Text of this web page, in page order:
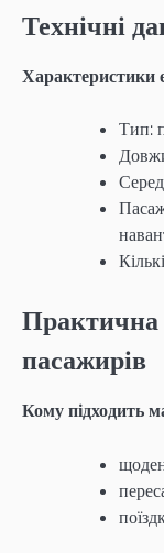
Технічні
Характеристики
Тип:
Практична
пасажирів
Кому підходить